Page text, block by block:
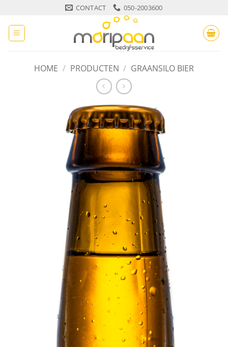
inhoud
CONTACT 050-2003600
HOME / PRODUCTEN / GRAANSILO BIER